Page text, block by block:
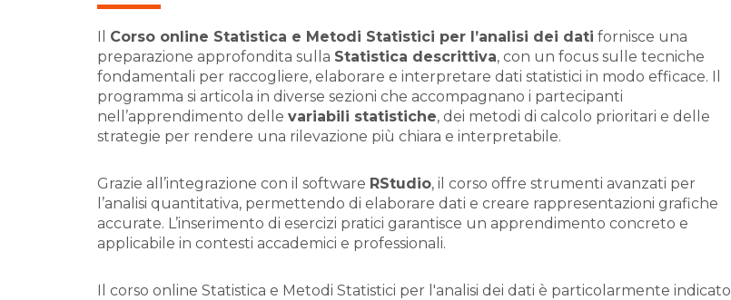
Il Corso online Statistica e Metodi Statistici per l’analisi dei dati fornisce una
preparazione approfondita sulla Statistica descrittiva, con un focus sulle tecniche
fondamentali per raccogliere, elaborare e interpretare dati statistici in modo efficace. Il
programma si articola in diverse sezioni che accompagnano i partecipanti
nell’apprendimento delle variabili statistiche, dei metodi di calcolo prioritari e delle
strategie per rendere una rilevazione più chiara e interpretabile.
Grazie all’integrazione con il software RStudio, il corso offre strumenti avanzati per
l’analisi quantitativa, permettendo di elaborare dati e creare rappresentazioni grafiche
accurate. L’inserimento di esercizi pratici garantisce un apprendimento concreto e
applicabile in contesti accademici e professionali.
Il corso online Statistica e Metodi Statistici per l'analisi dei dati è particolarmente indicato